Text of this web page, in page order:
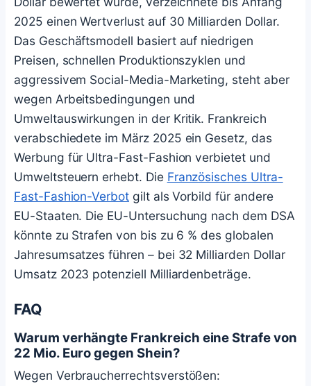
2025 einen Wertverlust auf 30 Milliarden Dollar.
Das Geschäftsmodell basiert auf niedrigen
Preisen, schnellen Produktionszyklen und
aggressivem Social-Media-Marketing, steht aber
wegen Arbeitsbedingungen und
Umweltauswirkungen in der Kritik. Frankreich
verabschiedete im März 2025 ein Gesetz, das
Werbung für Ultra-Fast-Fashion verbietet und
Umweltsteuern erhebt. Die Französisches Ultra-
Fast-Fashion-Verbot gilt als Vorbild für andere
EU-Staaten. Die EU-Untersuchung nach dem DSA
könnte zu Strafen von bis zu 6 % des globalen
Jahresumsatzes führen – bei 32 Milliarden Dollar
Umsatz 2023 potenziell Milliardenbeträge.
FAQ
Warum verhängte Frankreich eine Strafe von
22 Mio. Euro gegen Shein?
Wegen Verbraucherrechtsverstößen: